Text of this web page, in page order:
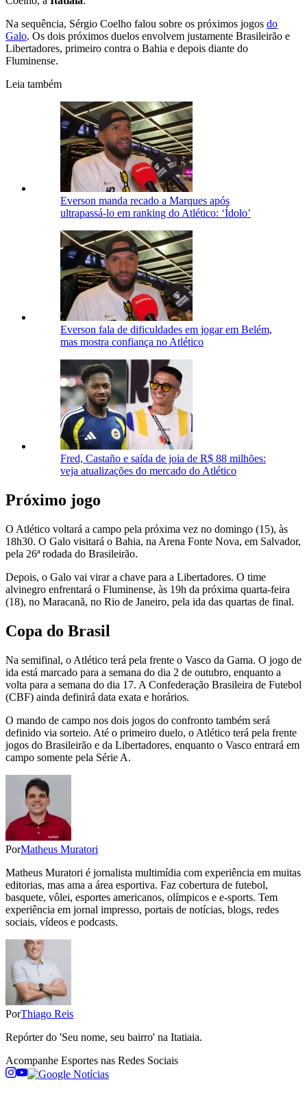
Na sequência, Sérgio Coelho falou sobre os próximos jogos do
Galo. Os dois próximos duelos envolvem justamente Brasileirão e
Libertadores, primeiro contra o Bahia e depois diante do
Fluminense.
Leia também
Everson manda recado a Marques após
ultrapassá-lo em ranking do Atlético: ‘Ídolo’
Everson fala de dificuldades em jogar em Belém,
mas mostra confiança no Atlético
Fred, Castaño e saída de joia de R$ 88 milhões:
veja atualizações do mercado do Atlético
Próximo jogo
O Atlético voltará a campo pela próxima vez no domingo (15), às
18h30. O Galo visitará o Bahia, na Arena Fonte Nova, em Salvador,
pela 26ª rodada do Brasileirão.
Depois, o Galo vai virar a chave para a Libertadores. O time
alvinegro enfrentará o Fluminense, às 19h da próxima quarta-feira
(18), no Maracanã, no Rio de Janeiro, pela ida das quartas de final.
Copa do Brasil
Na semifinal, o Atlético terá pela frente o Vasco da Gama. O jogo de
ida está marcado para a semana do dia 2 de outubro, enquanto a
volta para a semana do dia 17. A Confederação Brasileira de Futebol
(CBF) ainda definirá data exata e horários.
O mando de campo nos dois jogos do confronto também será
definido via sorteio. Até o primeiro duelo, o Atlético terá pela frente
jogos do Brasileirão e da Libertadores, enquanto o Vasco entrará em
campo somente pela Série A.
PorMatheus Muratori
Matheus Muratori é jornalista multimídia com experiência em muitas
editorias, mas ama a área esportiva. Faz cobertura de futebol,
basquete, vôlei, esportes americanos, olímpicos e e-sports. Tem
experiência em jornal impresso, portais de notícias, blogs, redes
sociais, vídeos e podcasts.
PorThiago Reis
Repórter do 'Seu nome, seu bairro' na Itatiaia.
Acompanhe Esportes nas Redes Sociais